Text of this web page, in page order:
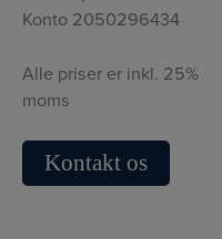
Konto 2050296434
Alle priser er inkl. 25%
moms
Kontakt os